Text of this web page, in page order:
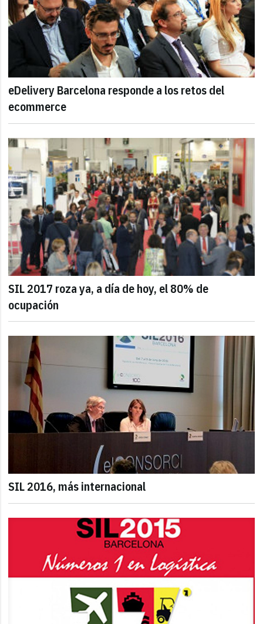
eDelivery Barcelona responde a los retos del
ecommerce
SIL 2017 roza ya, a día de hoy, el 80% de
ocupación
SIL 2016, más internacional